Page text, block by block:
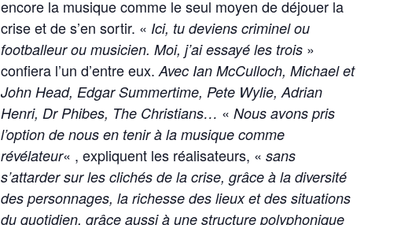
encore la musique comme le seul moyen de déjouer la
crise et de s’en sortir. « Ici, tu deviens criminel ou
footballeur ou musicien. Moi, j’ai essayé les trois»
confiera l’un d’entre eux.Avec Ian McCulloch, Michael et
John Head, Edgar Summertime, Pete Wylie, Adrian
Henri, Dr Phibes, The Christians… « Nous avons pris
l’option de nous en tenir à la musique comme
révélateur« , expliquent les réalisateurs, « sans
s’attarder sur les clichés de la crise, grâce à la diversité
des personnages, la richesse des lieux et des situations
du quotidien, grâce aussi à une structure polyphonique